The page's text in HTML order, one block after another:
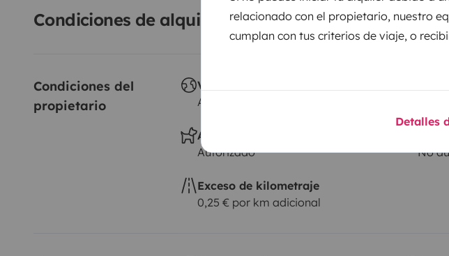
relacionado con el propietario, nuestro
cumplan con tus criterios de viaje, o
Detalles
Condiciones de alquiler
Condiciones del
propietario
Viajes al extranjero
Autorizado
Animales a bordo
Autorizado
No
Exceso de kilometraje
0,25 € por km adicional